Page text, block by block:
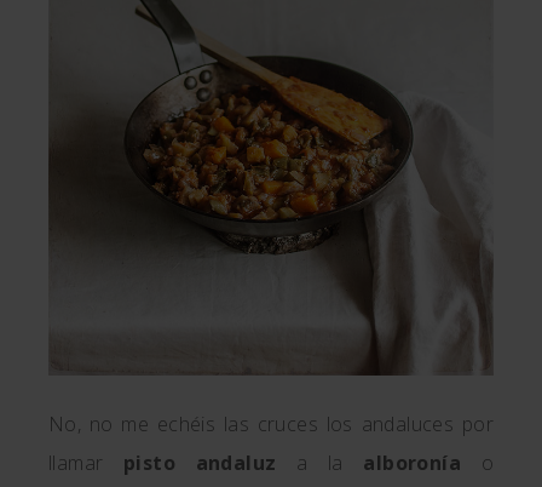
No, no me echéis las cruces los andaluces por
llamar pisto andaluz a la alboronía o